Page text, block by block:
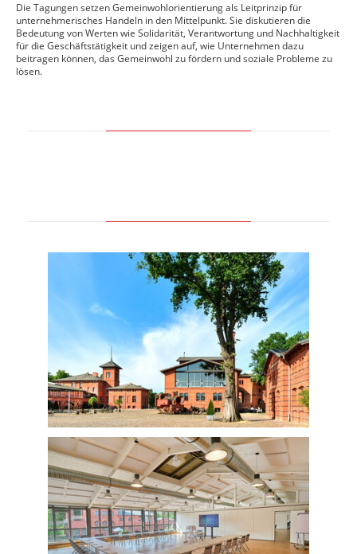
Die Tagungen setzen Gemeinwohlorientierung als Leitprinzip für
unternehmerisches Handeln in den Mittelpunkt. Sie diskutieren die
Bedeutung von Werten wie Solidarität, Verantwortung und Nachhaltigkeit
für die Geschäftstätigkeit und zeigen auf, wie Unternehmen dazu
beitragen können, das Gemeinwohl zu fördern und soziale Probleme zu
lösen.